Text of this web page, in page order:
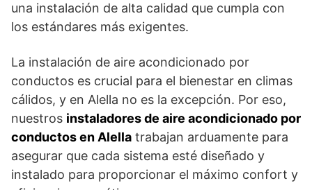
una instalación de alta calidad que cumpla con
los estándares más exigentes.
La instalación de aire acondicionado por
conductos es crucial para el bienestar en climas
cálidos, y en Alella no es la excepción. Por eso,
nuestros instaladores de aire acondicionado por
conductos en Alella trabajan arduamente para
asegurar que cada sistema esté diseñado y
instalado para proporcionar el máximo confort y